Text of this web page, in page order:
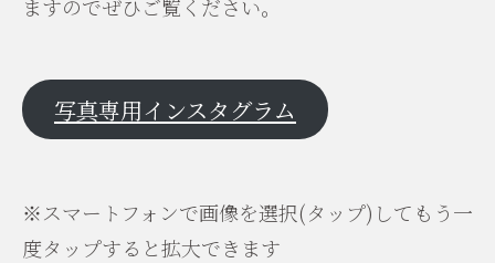
ますのでぜひご覧ください。
写真専用インスタグラム
※スマートフォンで画像を選択(タップ)してもう一
度タップすると拡大できます